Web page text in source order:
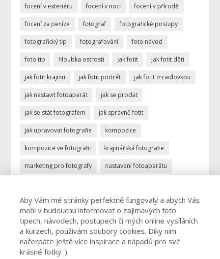
focení v exteriéru focení v noci focení v přírodě
focení za peníze fotograf fotografické postupy
fotografický tip fotografování foto návod
foto tip hloubka ostrosti jak fotit jak fotit děti
jak fotit krajinu jak fotit portrét jak fotit zrcadlovkou
jak nastavit fotoaparát jak se prodat
jak se stát fotografem jak správně fotit
jak upravovat fotografie kompozice
kompozice ve fotografii krajinářská fotografie
marketing pro fotografy nastavení fotoaparátu
profese fotograf profesionální fotograf
vydělávání focením úprava fotek úprava fotografií
živnost fotograf
Aby Vám mé stránky perfektně fungovaly a abych Vás
mohl v budoucnu informovat o zajímavých foto
tipech, návodech, postupech či mých online vysíláních
a kurzech, používám soubory cookies. Díky nim
načerpáte ještě více inspirace a nápadů pro své
krásné fotky :)